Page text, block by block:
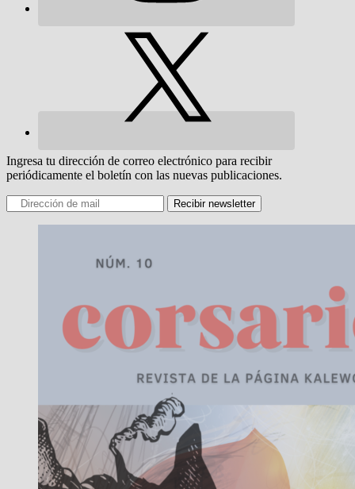
Ingresa tu dirección de correo electrónico para recibir
periódicamente el boletín con las nuevas publicaciones.
Recibir newsletter